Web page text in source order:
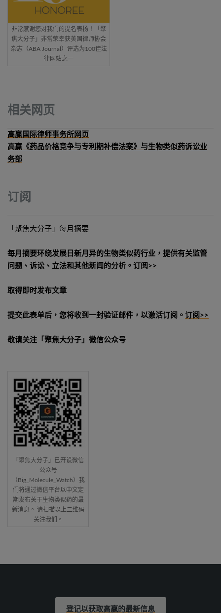
非常感谢您对我们的提名表扬！「聚
焦大分子」非常荣幸获美国律师协会
杂志（ABA Journal）评选为100佳法
律网站之一
相关网页
高赢国际律师事务所网页
高赢《药品价格竞争与专利期补偿法案》与生物类似药诉讼业
务部
订阅
「聚焦大分子」每月摘要
每月摘要环绕发展日新月异的生物类似药行业，提供有关监管
问题、诉讼、立法和其他新闻的分析。 订阅>>
取得即时发布文章
提交此表单后，您将收到一封验证邮件，以激活订阅。 订阅>>
敬请关注「聚焦大分子」微信公众号
「聚焦大分子」已开设微信
公众号
（Big_Molecule_Watch）我
们将通过微信平台以中文定
期发布关于生物类似药的最
新消息。 请扫描以上二维码
关注我们。
登记以获取高赢的最新信息